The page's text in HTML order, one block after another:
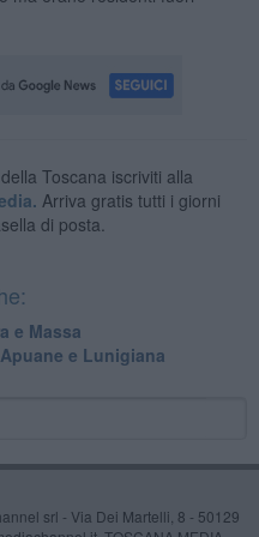
Toscana iscriviti alla
Arriva gratis tutti i giorni
di posta.
e Massa
e Lunigiana
srl - Via Dei Martelli, 8 - 50129